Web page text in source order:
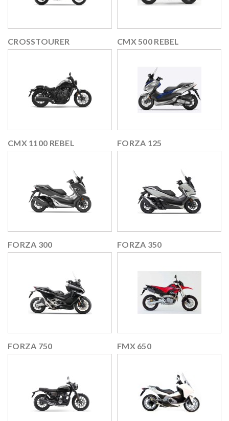
CROSSTOURER CMX 500 REBEL
CMX 1100 REBEL FORZA 125
FORZA 300 FORZA 350
FORZA 750 FMX 650